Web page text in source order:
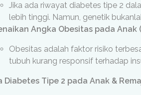
Jika ada riwayat diabetes tipe 2
lebih tinggi. Namun, genetik
Angka Obesitas pada Anak
Obesitas adalah faktor risiko
tubuh kurang responsif terhadap
Diabetes Tipe 2 pada Anak &